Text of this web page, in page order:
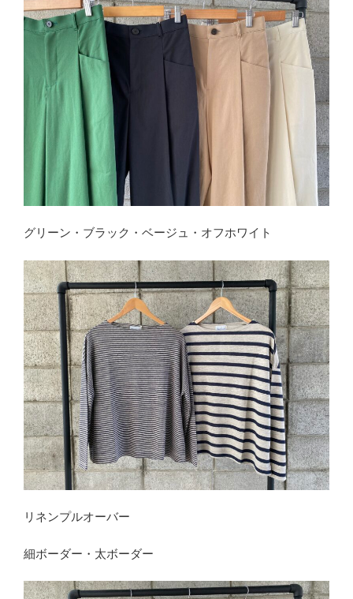
グリーン・ブラック・ベージュ・オフホワイト
リネンプルオーバー
細ボーダー・太ボーダー